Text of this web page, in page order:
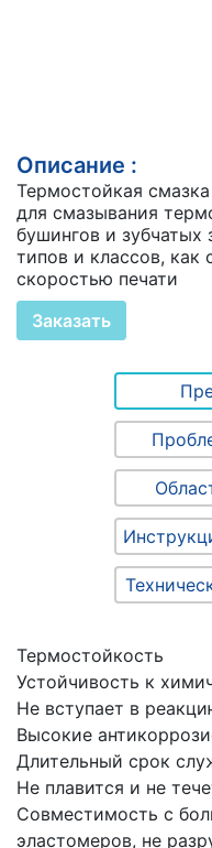
Описание :
Термостойкая
для смазывания
бушингов и зубчатых
типов и классов, как
скоростью печати
Заказать
Термостойкость
Устойчивость к
Не вступает в
Высокие
Длительный срок
Не плавится и не
Совместимость с
эластомеров, не